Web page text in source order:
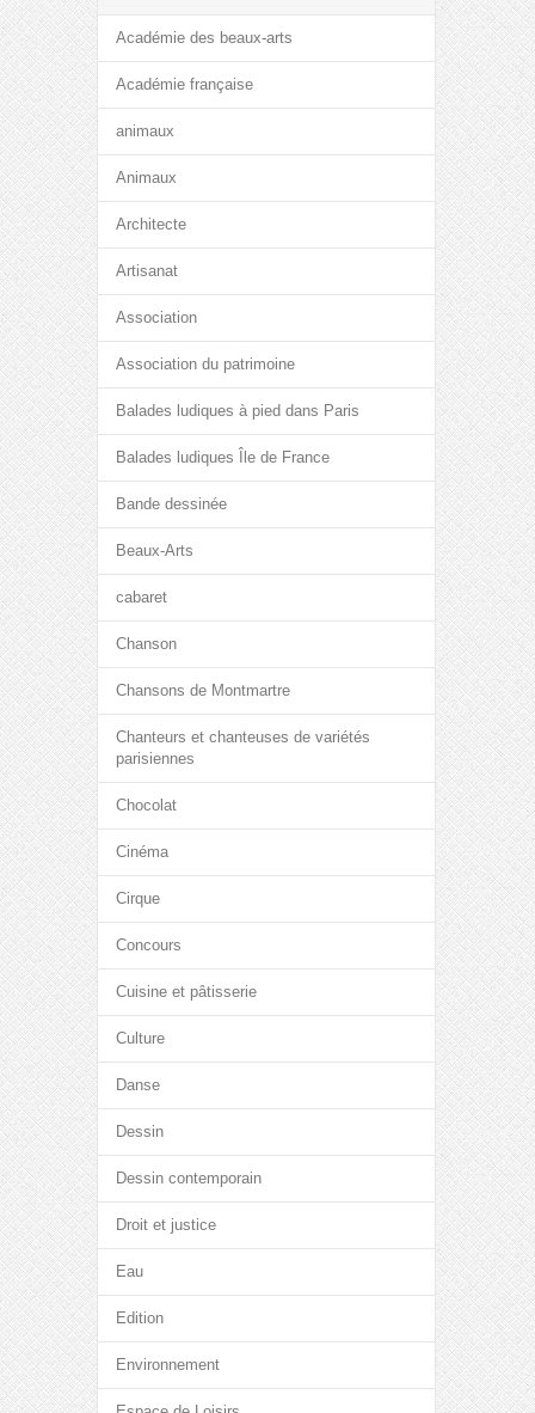
Académie des beaux-arts
Académie française
animaux
Animaux
Architecte
Artisanat
Association
Association du patrimoine
Balades ludiques à pied dans Paris
Balades ludiques Île de France
Bande dessinée
Beaux-Arts
cabaret
Chanson
Chansons de Montmartre
Chanteurs et chanteuses de variétés
parisiennes
Chocolat
Cinéma
Cirque
Concours
Cuisine et pâtisserie
Culture
Danse
Dessin
Dessin contemporain
Droit et justice
Eau
Edition
Environnement